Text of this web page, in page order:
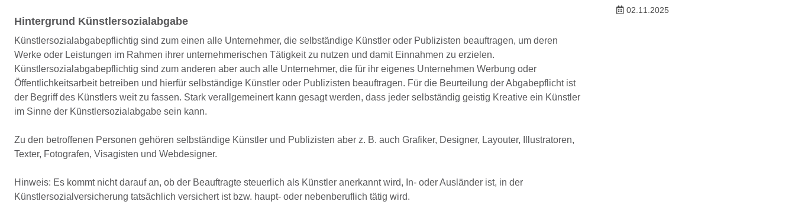
Hintergrund Künstlersozialabgabe
Künstlersozialabgabepflichtig sind zum einen alle Unternehmer, die selbständige Künstler oder Publizisten beauftragen, um deren
Werke oder Leistungen im Rahmen ihrer unternehmerischen Tätigkeit zu nutzen und damit Einnahmen zu erzielen.
Künstlersozialabgabepflichtig sind zum anderen aber auch alle Unternehmer, die für ihr eigenes Unternehmen Werbung oder
Öffentlichkeitsarbeit betreiben und hierfür selbständige Künstler oder Publizisten beauftragen. Für die Beurteilung der Abgabepflicht ist
der Begriff des Künstlers weit zu fassen. Stark verallgemeinert kann gesagt werden, dass jeder selbständig geistig Kreative ein Künstler
im Sinne der Künstlersozialabgabe sein kann.
Zu den betroffenen Personen gehören selbständige Künstler und Publizisten aber z. B. auch Grafiker, Designer, Layouter, Illustratoren,
Texter, Fotografen, Visagisten und Webdesigner.
Hinweis: Es kommt nicht darauf an, ob der Beauftragte steuerlich als Künstler anerkannt wird, In- oder Ausländer ist, in der
Künstlersozialversicherung tatsächlich versichert ist bzw. haupt- oder nebenberuflich tätig wird.
02.11.2025